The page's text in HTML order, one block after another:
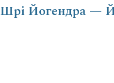
Шрі Йогендра —